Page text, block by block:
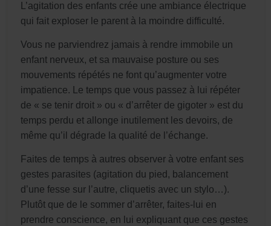
L’agitation des enfants crée une ambiance électrique
qui fait exploser le parent à la moindre difficulté.
Vous ne parviendrez jamais à rendre immobile un
enfant nerveux, et sa mauvaise posture ou ses
mouvements répétés ne font qu’augmenter votre
impatience. Le temps que vous passez à lui répéter
de « se tenir droit » ou « d’arrêter de gigoter » est du
temps perdu et allonge inutilement les devoirs, de
même qu’il dégrade la qualité de l’échange.
Faites de temps à autres observer à votre enfant ses
gestes parasites (agitation du pied, balancement
d’une fesse sur l’autre, cliquetis avec un stylo…).
Plutôt que de le sommer d’arrêter, faites-lui en
prendre conscience, en lui expliquant que ces gestes